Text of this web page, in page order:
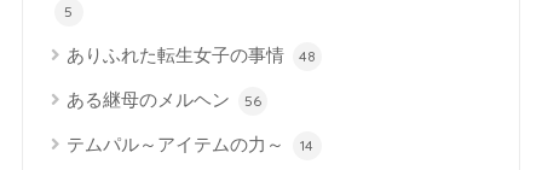
5
ありふれた転生女子の事情 48
ある継母のメルヘン 56
テムパル～アイテムの力～ 14